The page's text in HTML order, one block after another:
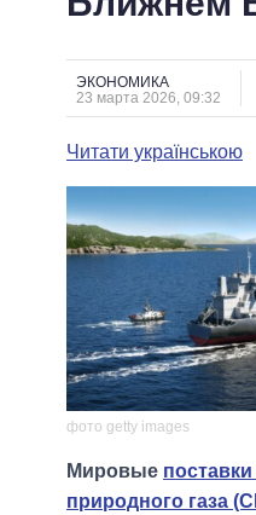
ДАЙДЖЕСТЫ
ВЕРХОВНАЯ РАДА
ГЛАВЫ
МЭРЫ
ВСЕ ПЕРСОНЫ
ЭКОНОМИКА
23 марта 2026, 09:32
Читати українською
фото getty images
Мировые
природного газа